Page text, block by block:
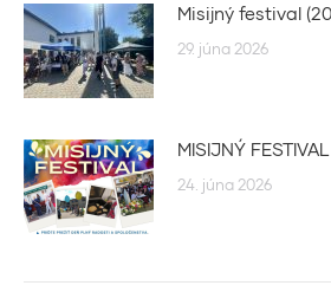
Misijný festival
29. júna 2026
MISIJNÝ FESTIVAL
24. júna 2026